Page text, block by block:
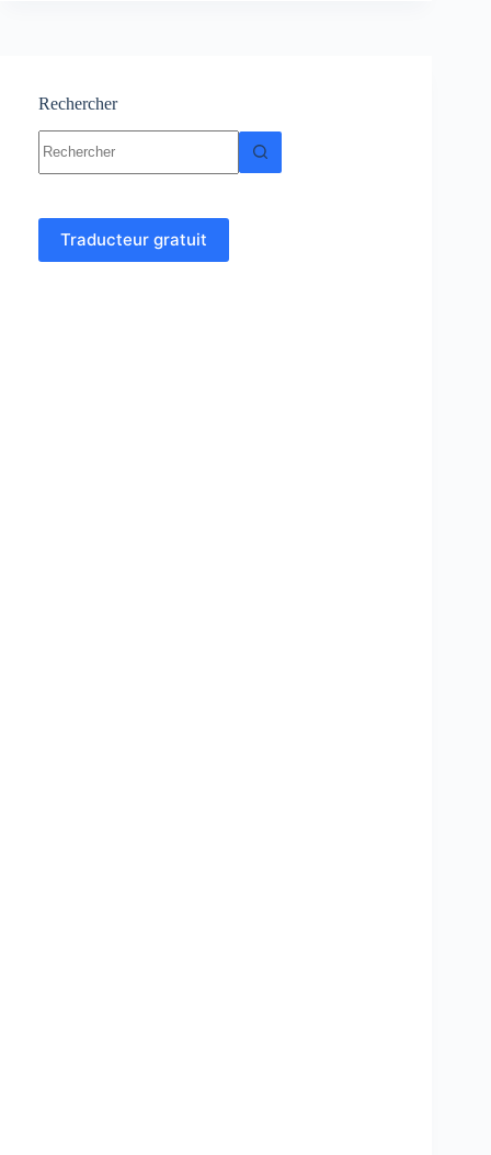
Rechercher
résultat
Traducteur gratuit